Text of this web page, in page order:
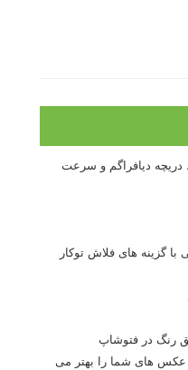
درک نوردهی – همراه با توضیح ISO، دریچه دیافراگم و سرعت
گزینه های فلاش توکار
عکس های شما را بهتر می